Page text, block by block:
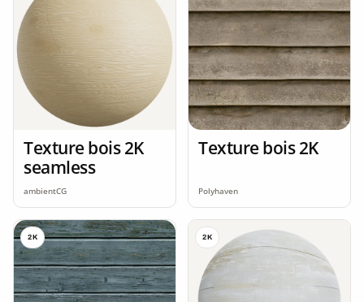
Texture bois 2K
seamless
ambientCG
Texture bois 2K
Polyhaven
2K 2K